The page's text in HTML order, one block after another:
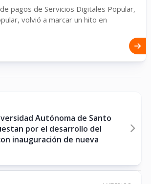
pagos de Servicios Digitales Popular,
volvió a marcar un hito en
Autónoma de Santo
por el desarrollo del
inauguración de nueva